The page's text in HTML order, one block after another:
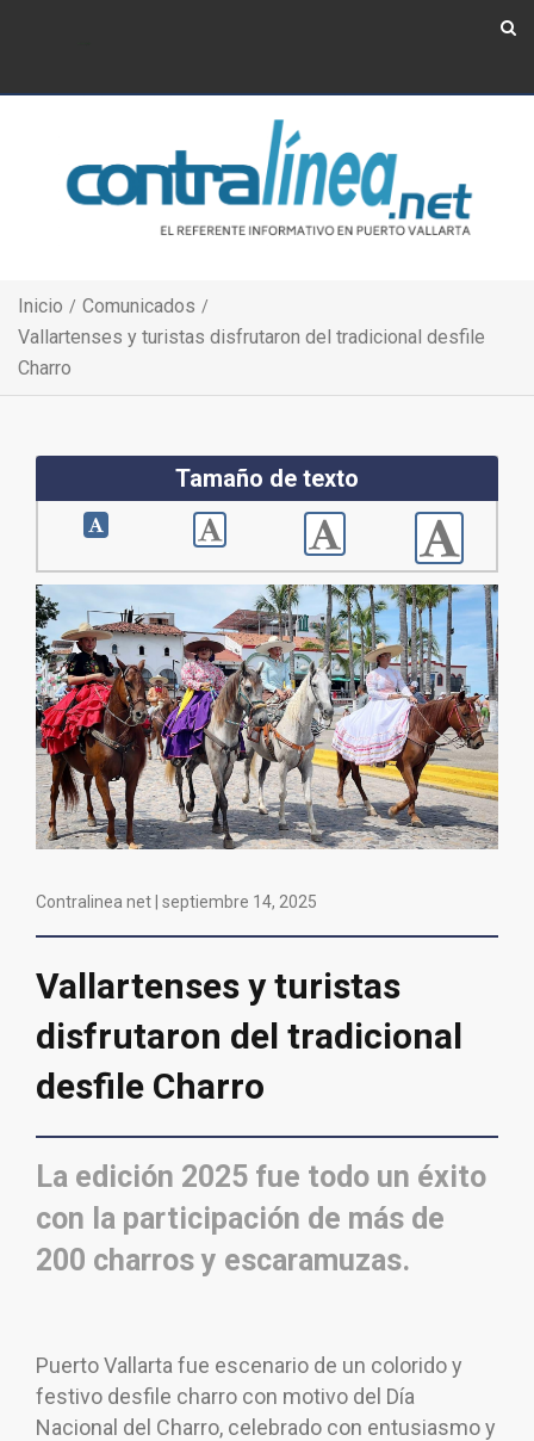
Inicio
Comunicados
Vallartenses y turistas disfrutaron del tradicional desfile
Charro
Tamaño de texto
Contralinea net | septiembre 14, 2025
Vallartenses y turistas
disfrutaron del tradicional
desfile Charro
La edición 2025 fue todo un éxito
con la participación de más de
200 charros y escaramuzas.
Puerto Vallarta fue escenario de un colorido y
festivo desfile charro con motivo del Día
Nacional del Charro, celebrado con entusiasmo y